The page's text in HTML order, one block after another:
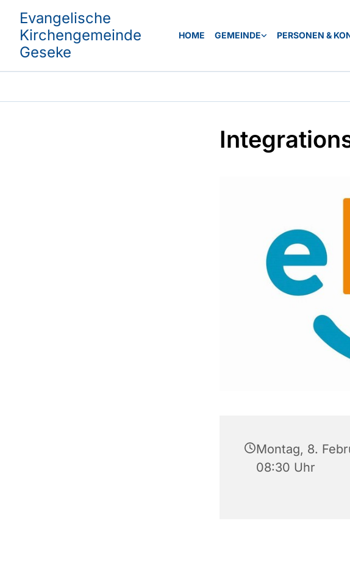
Evangelische
Kirchengemeinde
Geseke
HOME GEMEINDE PERSONEN &
Montag, 8.
08:30 Uhr